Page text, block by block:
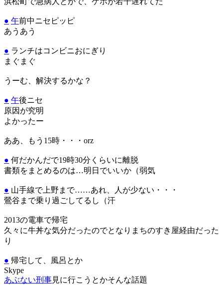
● 午前中ニセピッピ
あうあう
● ランチはコンビニおにぎり
まぐまぐ
うーむ、解決するかな？
● 午後ニセ
原因が究明
よかったー
ああ、もう15時・・・orz
● 何だかんだで19時30分くらいに離脱
書類をまとめるのは…明日でいいか（弱気
● 山手線で上野まで……あれ、人が少ない・・・
鶯谷まで乗り過ごしてるし（汗
2013の電車で帰宅
久々に牛丼な気分だったのでとなりまちのすき屋経由だった
り
● 帰宅して、風呂とか
Skype
あぶない刑事見に行こうとかそんな話題